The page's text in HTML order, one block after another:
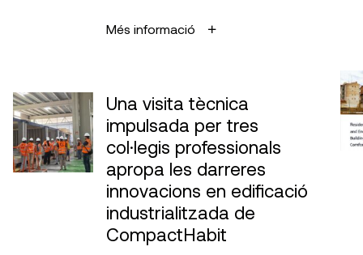
Més informació
Una visita tècnica
impulsada per tres
col·legis professionals
apropa les darreres
innovacions en edificació
industrialitzada de
CompactHabit